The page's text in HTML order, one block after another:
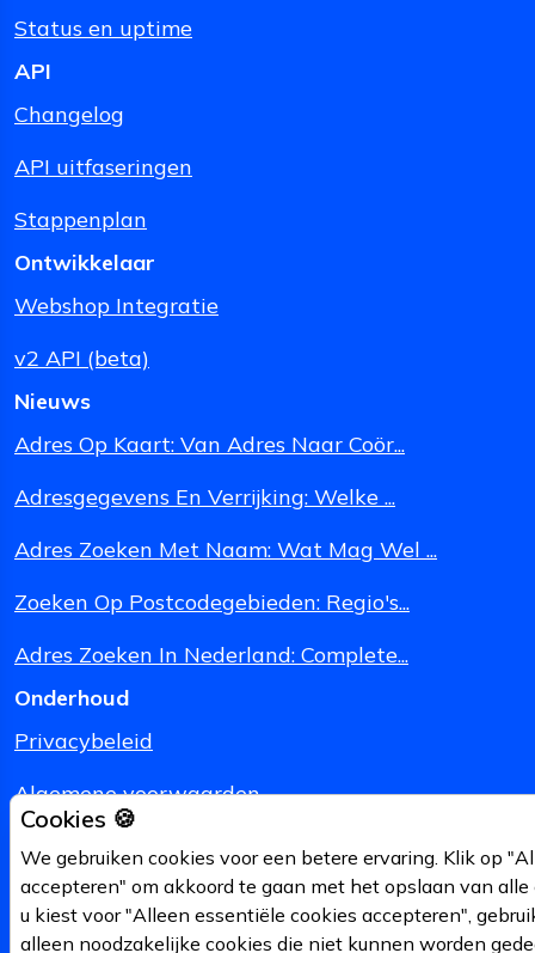
Cookies 🍪
We gebruiken cookies voor een betere ervaring. Klik op
accepteren" om akkoord te gaan met het opslaan van alle
u kiest voor "Alleen essentiële cookies accepteren",
alleen noodzakelijke cookies die niet kunnen worden
Status en uptime
API
Changelog
API uitfaseringen
Stappenplan
Ontwikkelaar
Webshop Integratie
v2 API (beta)
Nieuws
Adres Op Kaart: Van Adres Naar Coör...
Adresgegevens En Verrijking: Welke ...
Adres Zoeken Met Naam: Wat Mag Wel ...
Zoeken Op Postcodegebieden: Regio's...
Adres Zoeken In Nederland: Complete...
Onderhoud
Privacybeleid
Algemene voorwaarden
Juridische Informatie
Suggesties?